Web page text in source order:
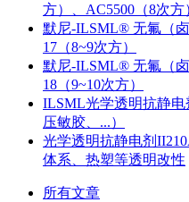
方）、AC5500（8次方
默尼-ILSML® 无氟（
17（8~9次方）
默尼-ILSML® 无氟（
18（9~10次方）
ILSML光学透明抗静电
压敏胶、...）
光学透明抗静电剂
体系、热塑等透明改性
所有文章